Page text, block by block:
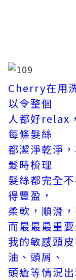
Cherry在用
以令整個
人都好relax
每條髮絲
都潔淨乾淨
髮時梳理
髮絲都完全
得豐盈，
柔軟，順滑，
而最最最重
我的敏感頭
油、頭屑、
頭瘡等情況出